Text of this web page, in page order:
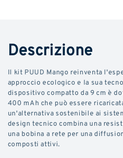
ManGo
Descrizione
Il kit PUUD Mango reinventa
approccio ecologico e la sua
dispositivo compatto da 9 cm è
400 mAh che può essere
un'alternativa sostenibile ai
design tecnico combina una
una bobina a rete per una
composti attivi.